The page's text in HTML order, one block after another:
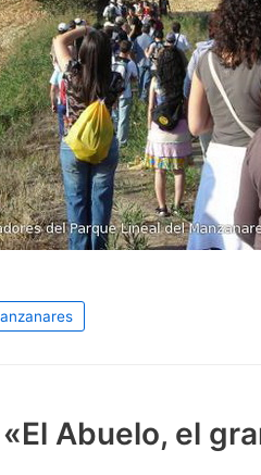
Abuelo, el